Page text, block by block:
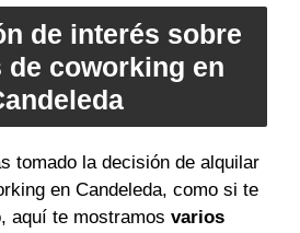
de interés sobre
de coworking en
tomado la decisión de alquilar
en Candeleda, como si te
aquí te mostramos varios